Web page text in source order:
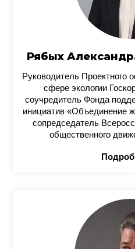
Рябых
Руководитель Проектного
сфере экологии
соучредитель Фонда
инициатив «Объединение
сопредседатель
общественного